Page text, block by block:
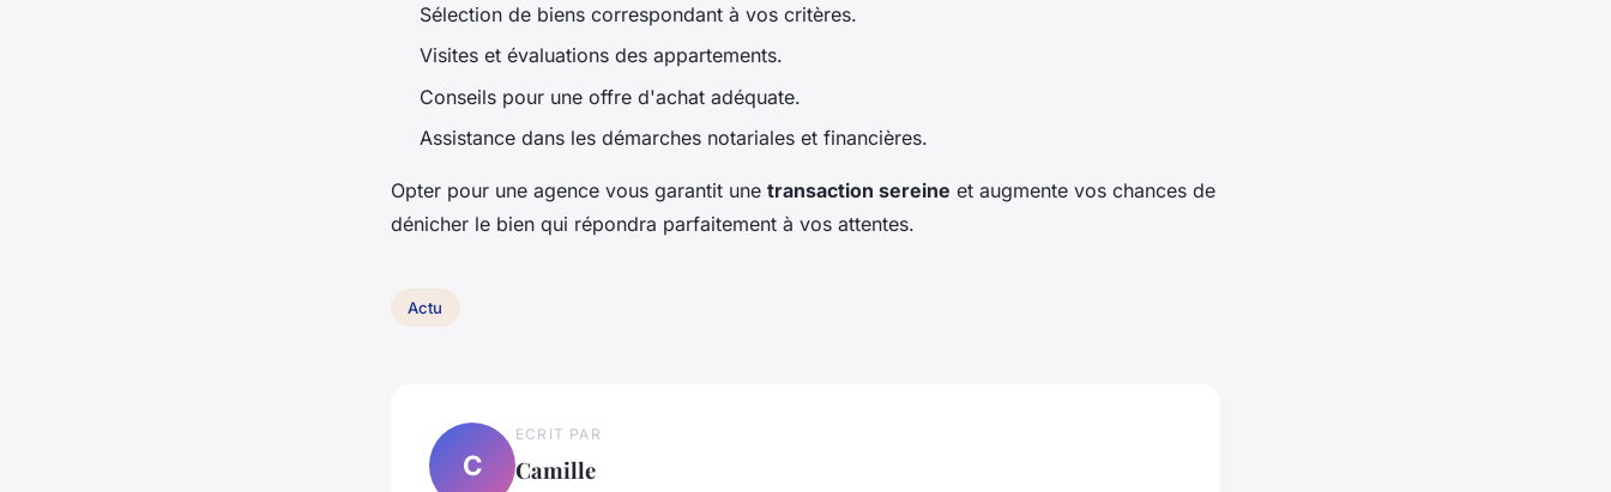
Sélection de biens correspondant à vos critères.
Visites et évaluations des appartements.
Conseils pour une offre d'achat adéquate.
Assistance dans les démarches notariales et financières.
Opter pour une agence vous garantit une transaction sereine et augmente vos chances de
dénicher le bien qui répondra parfaitement à vos attentes.
Actu
C
ECRIT PAR
Camille